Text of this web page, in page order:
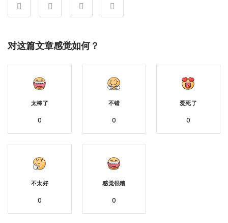
对这篇文章感觉如何？
太棒了
0
不错
0
爱死了
0
不太好
0
感觉很糟
0